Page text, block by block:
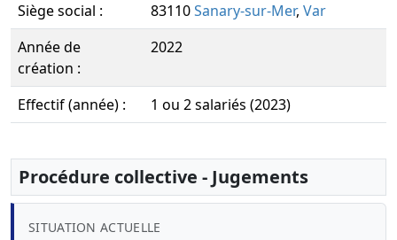
Siège social :
83110Sanary-sur-Mer, Var
Année de
création :
2022
Effectif (année) : 1 ou 2 salariés (2023)
Procédure collective - Jugements
SITUATION ACTUELLE